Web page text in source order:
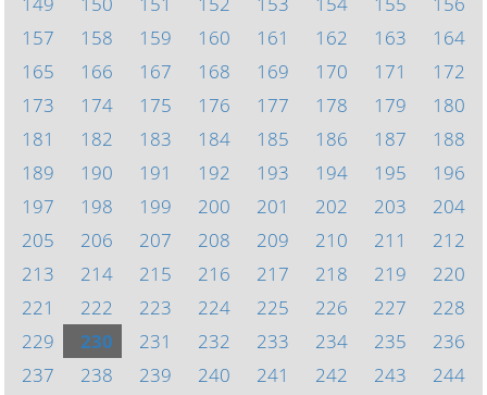
157
158 159 160 161 162 163
164
165
166 167 168 169 170 171
172
173
174 175 176 177 178 179
180
181
182 183 184 185 186 187
188
189
190 191 192 193 194 195
196
197
198 199 200 201 202 203
204
205
206 207 208 209 210 211
212
213
214 215 216 217 218 219
220
221
222 223 224 225 226 227
228
229
230 231 232 233 234 235
236
237
238 239 240 241 242 243
244